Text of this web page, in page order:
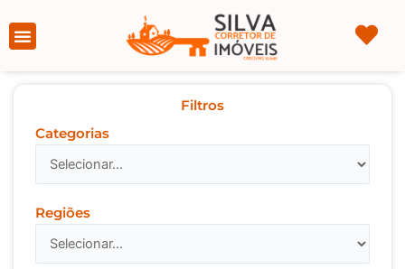
para
conteúdo
Filtros
Categorias
Regiões